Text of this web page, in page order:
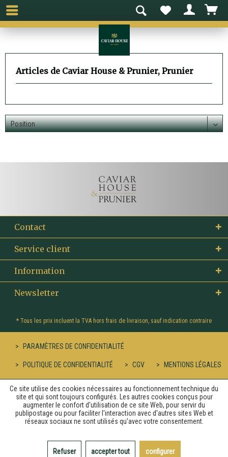
Articles de Caviar House & Prunier, Prunier
Contact
Service client
Information
Newsletter
* Tous les prix incluent la TVA hors frais de livraison, sauf indication contraire
PARAMÈTRES DE CONFIDENTIALITÉ
POLITIQUE DE CONFIDENTIALITÉ CGV MENTIONS LÉGALES
Ce site utilise des cookies nécessaires au fonctionnement technique du
site et qui sont toujours configurés. Les autres cookies conçus pour
augmenter le confort d'utilisation de ce site Web, pour servir du
publipostage ou pour faciliter l'interaction avec d'autres sites Web et
réseaux sociaux ne sont utilisés qu'avec votre consentement.
Refuser accepter tout configurer